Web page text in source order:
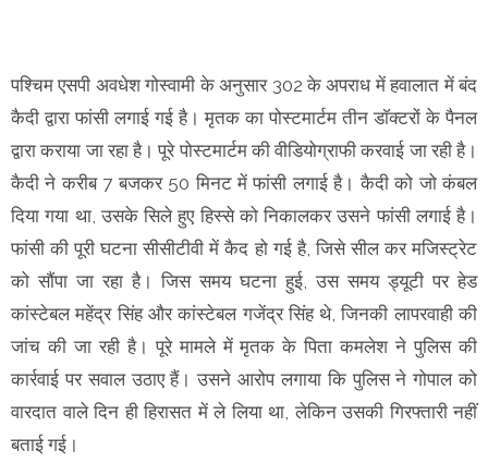
पश्चिम एसपी अवधेश गोस्वामी के अनुसार 302 के अपराध में हवालात में बंद
कैदी द्वारा फांसी लगाई गई है। मृतक का पोस्टमार्टम तीन डाॅक्टरों के पैनल
द्वारा कराया जा रहा है। पूरे पोस्टमार्टम की वीडियोग्राफी करवाई जा रही है।
कैदी ने करीब 7 बजकर 50 मिनट में फांसी लगाई है। कैदी को जो कंबल
दिया गया था, उसके सिले हुए हिस्से को निकालकर उसने फांसी लगाई है।
फांसी की पूरी घटना सीसीटीवी में कैद हो गई है, जिसे सील कर मजिस्ट्रेट
को सौंपा जा रहा है। जिस समय घटना हुई, उस समय ड्यूटी पर हेड
कांस्टेबल महेंद्र सिंह और कांस्टेबल गजेंद्र सिंह थे, जिनकी लापरवाही की
जांच की जा रही है। पूरे मामले में मृतक के पिता कमलेश ने पुलिस की
कार्रवाई पर सवाल उठाए हैं। उसने आरोप लगाया कि पुलिस ने गोपाल को
वारदात वाले दिन ही हिरासत में ले लिया था, लेकिन उसकी गिरफ्तारी नहीं
बताई गई।